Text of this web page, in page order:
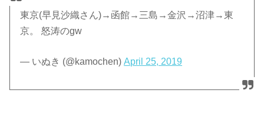
東京(早見沙織さん)→函館→三島→金沢→沼津→東
京。 怒涛のgw
— いぬき (@kamochen)April 25, 2019